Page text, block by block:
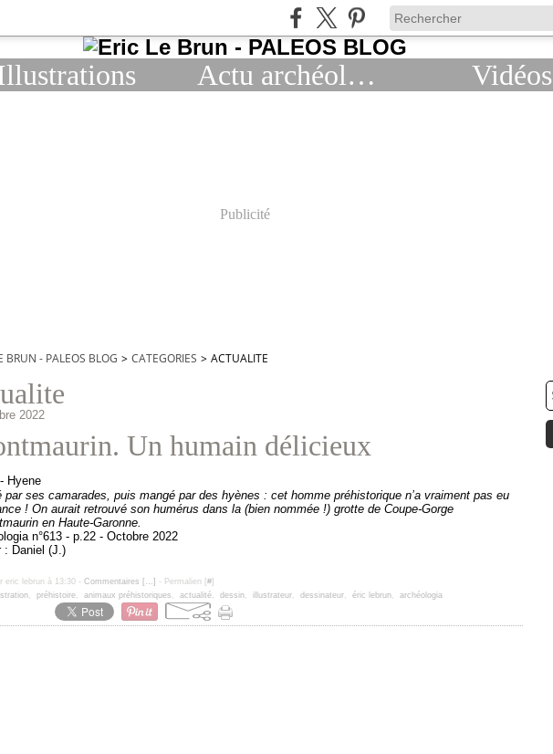
Actu archéologie Vidéos
Publicité
BRUN - PALEOS BLOG > CATEGORIES > ACTUALITE
2022
Un humain délicieux
par ses camarades, puis mangé par des hyènes : cet homme préhistorique n’a vraiment pas eu
! On aurait retrouvé son humérus dans la (bien nommée !) grotte de Coupe-Gorge
en Haute-Garonne.
n°613 - p.22 - Octobre 2022
: Daniel (J.)
eric lebrun à 13:30 - Commentaires [ …] - Permalien [ #]
, préhistoire, animaux préhistoriques , actualité, dessin, illustrateur, dessinateur, éric lebrun, archéologia